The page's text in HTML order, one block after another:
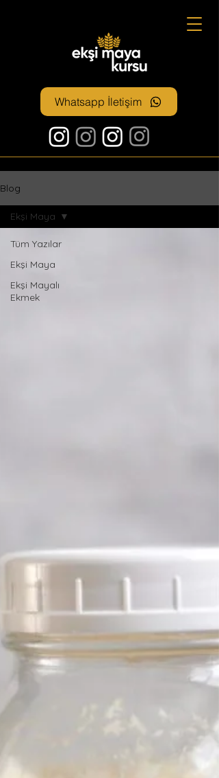
Whatsapp İletişim
Blog
Tüm Yazılar
Ekşi Maya
Ekşi Mayalı
Ekmek
Ekşi Maya